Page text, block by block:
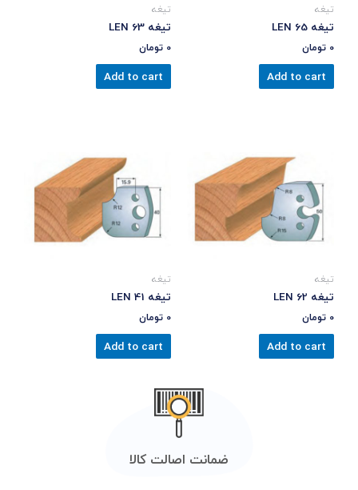
تیغه
تیغه LEN 65
0 تومان
Add to cart
تیغه
تیغه LEN 63
0 تومان
Add to cart
تیغه
تیغه LEN 62
0 تومان
Add to cart
تیغه
تیغه LEN 41
0 تومان
Add to cart
ضمانت اصالت کالا